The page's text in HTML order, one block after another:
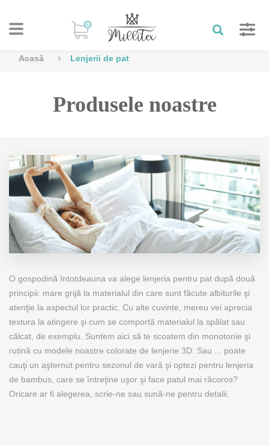
0
Acasă Lenjerii de pat
Produsele noastre
O gospodină întotdeauna va alege lenjeria pentru pat după două
principii: mare grijă la materialul din care sunt făcute albiturile şi
atenţie la aspectul lor practic. Cu alte cuvinte, mereu vei aprecia
textura la atingere şi cum se comportă materialul la spălat sau
călcat, de exemplu. Suntem aici să te scoatem din monotonie şi
rutină cu modele noastre colorate de lenjerie 3D. Sau ... poate
cauţi un aşternut pentru sezonul de vară şi optezi pentru lenjeria
de bambus, care se întreţine uşor şi face patul mai răcoros?
Oricare ar fi alegerea, scrie-ne sau sună-ne pentru detalii.